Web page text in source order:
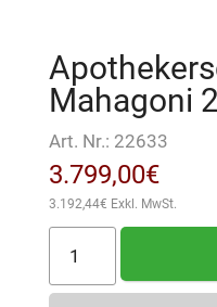
Mahagoni
Art. Nr.: 22633
3.799,00€
3.192,44€ Exkl. MwSt.
Apothekerschrank
Ladenschrank
Anna